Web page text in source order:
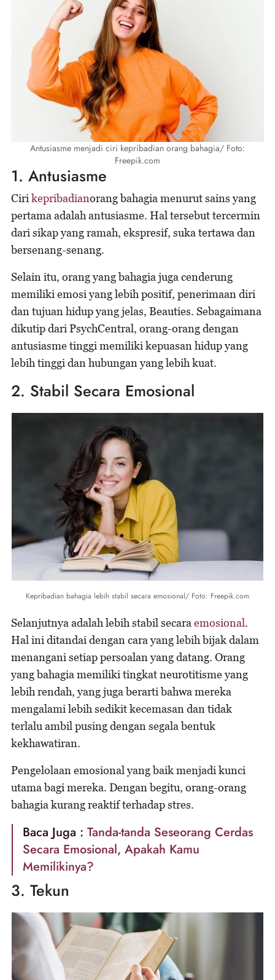
Antusiasme menjadi ciri kepribadian orang bahagia/ Foto:
Freepik.com
1. Antusiasme
Ciri kepribadianorang bahagia menurut sains yang
pertama adalah antusiasme. Hal tersebut tercermin
dari sikap yang ramah, ekspresif, suka tertawa dan
bersenang-senang.
Selain itu, orang yang bahagia juga cenderung
memiliki emosi yang lebih positif, penerimaan diri
dan tujuan hidup yang jelas, Beauties. Sebagaimana
dikutip dari PsychCentral, orang-orang dengan
antusiasme tinggi memiliki kepuasan hidup yang
lebih tinggi dan hubungan yang lebih kuat.
2. Stabil Secara Emosional
Kepribadian bahagia lebih stabil secara emosional/ Foto: Freepik.com
Selanjutnya adalah lebih stabil secara emosional.
Hal ini ditandai dengan cara yang lebih bijak dalam
menangani setiap persoalan yang datang. Orang
yang bahagia memiliki tingkat neurotitisme yang
lebih rendah, yang juga berarti bahwa mereka
mengalami lebih sedikit kecemasan dan tidak
terlalu ambil pusing dengan segala bentuk
kekhawatiran.
Pengelolaan emosional yang baik menjadi kunci
utama bagi mereka. Dengan begitu, orang-orang
bahagia kurang reaktif terhadap stres.
Baca Juga : Tanda-tanda Seseorang Cerdas
Secara Emosional, Apakah Kamu
Memilikinya?
3. Tekun